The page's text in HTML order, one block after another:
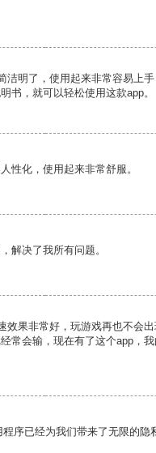
洁明了，使用起来非常容易上
书，就可以轻松使用这款app。
性化，使用起来非常舒服。
解决了我所有问题。
效果非常好，玩游戏再也不会
常会输，现在有了这个app，
序已经为我们带来了无限的隐